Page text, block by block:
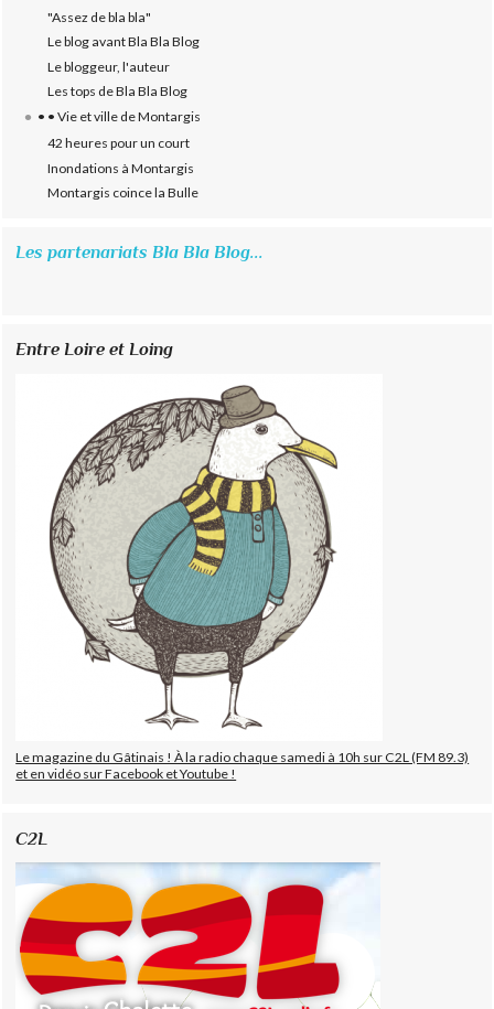
"Assez de bla bla"
Le blog avant Bla Bla Blog
Le bloggeur, l'auteur
Les tops de Bla Bla Blog
• • Vie et ville de Montargis
42 heures pour un court
Inondations à Montargis
Montargis coince la Bulle
Les partenariats Bla Bla Blog...
Entre Loire et Loing
Le magazine du Gâtinais ! À la radio chaque samedi à 10h sur C2L (FM 89.3)
et en vidéo sur Facebook et Youtube !
C2L